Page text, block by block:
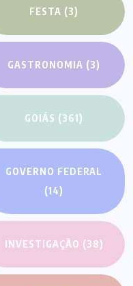
FESTA (3)
GASTRONOMIA (3)
GOIÁS (361)
GOVERNO FEDERAL
(14)
INVESTIGAÇÃO (38)